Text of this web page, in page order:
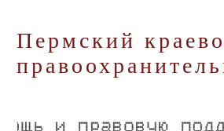
Пермский